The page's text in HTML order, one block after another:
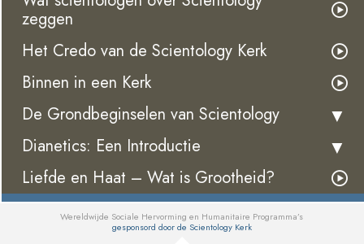
zeggen
Het Credo van de Scientology Kerk
Binnen in een Kerk
De Grondbeginselen van Scientology
Dianetics: Een Introductie
Liefde en Haat – Wat is Grootheid?
Wereldwijde Sociale Hervorming en Humanitaire Programma’s
gesponsord door de Scientology Kerk